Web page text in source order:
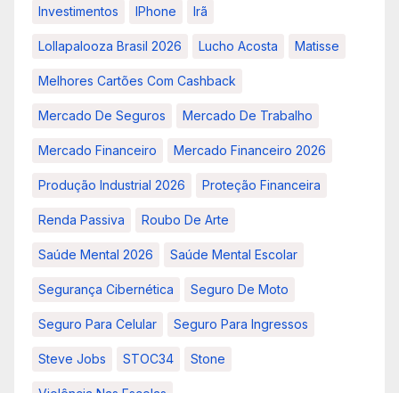
Investimentos IPhone Irã
Lollapalooza Brasil 2026 Lucho Acosta Matisse
Melhores Cartões Com Cashback
Mercado De Seguros Mercado De Trabalho
Mercado Financeiro Mercado Financeiro 2026
Produção Industrial 2026 Proteção Financeira
Renda Passiva Roubo De Arte
Saúde Mental 2026 Saúde Mental Escolar
Segurança Cibernética Seguro De Moto
Seguro Para Celular Seguro Para Ingressos
Steve Jobs STOC34 Stone